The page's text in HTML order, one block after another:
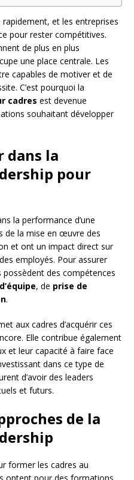
et les entreprises
pour rester compétitives.
de plus en plus
une place centrale. Les
capables de motiver et de
C’est pourquoi la
cadres est devenue
souhaitant développer
dans la
pour
la performance d’une
de la mise en œuvre des
et ont un impact direct sur
employés. Pour assurer
possèdent des compétences
, de prise de
.
aux cadres d’acquérir ces
Elle contribue également
et leur capacité à faire face
dans ce type de
d’avoir des leaders
et futurs.
de la
former les cadres au